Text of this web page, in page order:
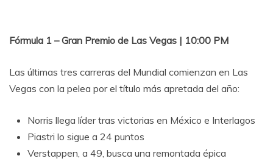
Fórmula 1 – Gran Premio de Las Vegas | 10:00 PM
Las últimas tres carreras del Mundial comienzan en Las
Vegas con la pelea por el título más apretada del año:
Norris llega líder tras victorias en México e Interlagos
Piastri lo sigue a 24 puntos
Verstappen, a 49, busca una remontada épica